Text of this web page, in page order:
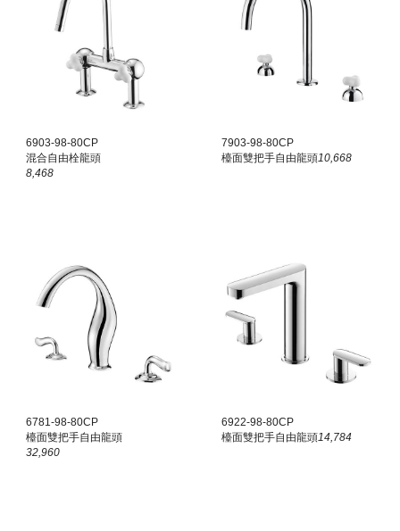
6903-98-80CP
混合自由栓龍頭
8,468
7903-98-80CP
檯面雙把手自由龍頭10,668
6781-98-80CP
檯面雙把手自由龍頭
32,960
6922-98-80CP
檯面雙把手自由龍頭14,784